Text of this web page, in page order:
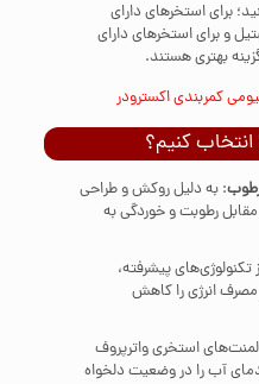
برای استخرهای دارای
و برای استخرهای دارای
بهتری هستند.
کمربندی اکسترودر
انتخاب کنیم؟
: به دلیل روکش و طراحی
مقابل رطوبت و خوردگی به
تکنولوژی‌های پیشرفته،
مصرف انرژی را کاهش
استخری واترپروف
آب را در وضعیت دلخواه